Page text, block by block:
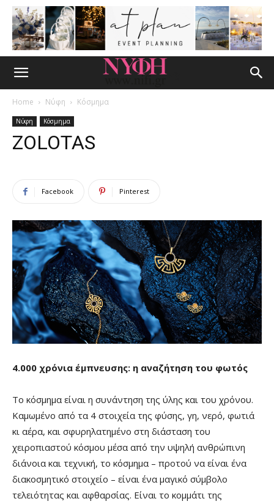
Home Νύφη Κόσμημα
Νύφη Κόσμημα
ZOLOTAS
Facebook Pinterest
4.000 χρόνια έμπνευσης: η αναζήτηση του φωτός
Το κόσμημα είναι η συνάντηση της ύλης και του χρόνου.
Καμωμένο από τα 4 στοιχεία της φύσης, γη, νερό, φωτιά
κι αέρα, και σφυρηλατημένο στη διάσταση του
χειροπιαστού κόσμου μέσα από την υψηλή ανθρώπινη
διάνοια και τεχνική, το κόσμημα – προτού να είναι ένα
διακοσμητικό στοιχείο – είναι ένα μαγικό σύμβολο
τελειότητας και αφθαρσίας. Είναι το κομμάτι της